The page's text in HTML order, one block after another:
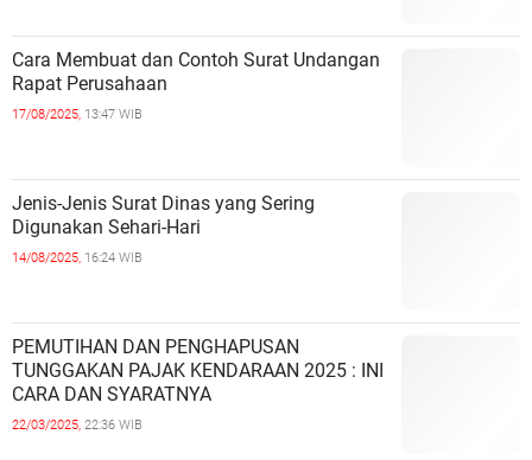
Cara Membuat dan Contoh Surat Undangan
Rapat Perusahaan
17/08/2025, 13:47 WIB
Jenis-Jenis Surat Dinas yang Sering
Digunakan Sehari-Hari
14/08/2025, 16:24 WIB
PEMUTIHAN DAN PENGHAPUSAN
TUNGGAKAN PAJAK KENDARAAN 2025 : INI
CARA DAN SYARATNYA
22/03/2025, 22:36 WIB